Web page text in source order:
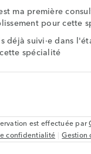
ma première
pour cette
déjà suivi·e dans
spécialité
est effectuée par
confidentialité Gestion